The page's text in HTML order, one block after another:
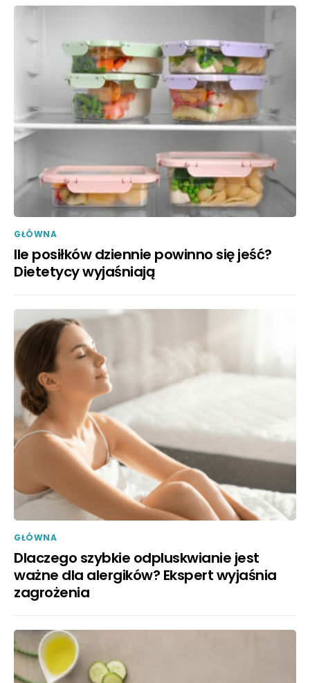
GŁÓWNA
Ile posiłków dziennie powinno się jeść?
Dietetycy wyjaśniają
GŁÓWNA
Dlaczego szybkie odpluskwianie jest
ważne dla alergików? Ekspert wyjaśnia
zagrożenia